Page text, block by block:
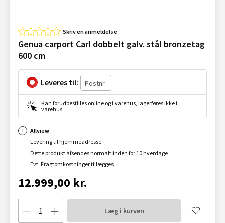
Skriv en anmeldelse
Genua carport Carl dobbelt galv. stål bronzetag
600 cm
Leveres til:
Kan forudbestilles online og i varehus, lagerføres ikke i
varehus
Allview
Levering til hjemmeadresse
Dette produkt afsendes normalt inden for 10 hverdage
Evt. Fragtomkostninger tillægges
12.999,00 kr.
Læg i kurven